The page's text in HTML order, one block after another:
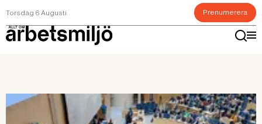
Torsdag 6 Augusti Prenumerera